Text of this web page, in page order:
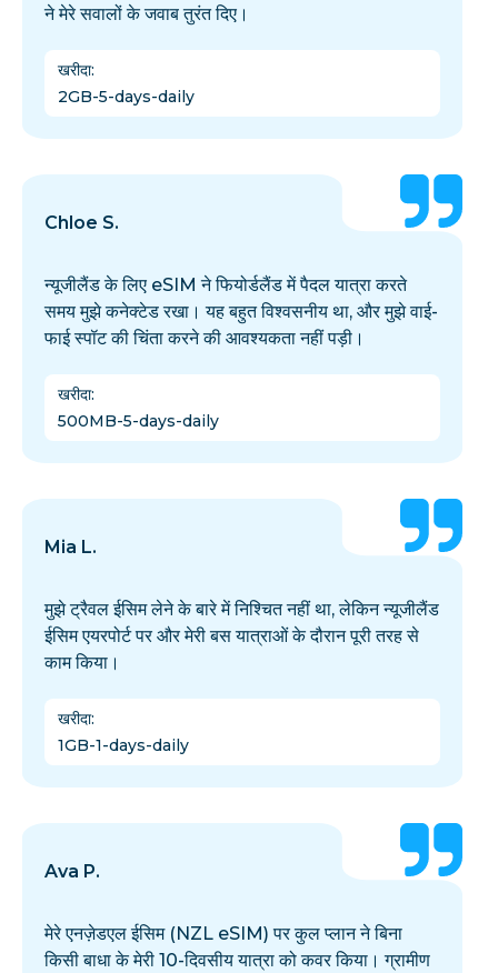
ने मेरे सवालों के जवाब तुरंत दिए।
खरीदा:
2GB-5-days-daily
Chloe S.
न्यूजीलैंड के लिए eSIM ने फियोर्डलैंड में पैदल यात्रा करते
समय मुझे कनेक्टेड रखा। यह बहुत विश्वसनीय था, और मुझे वाई-
फाई स्पॉट की चिंता करने की आवश्यकता नहीं पड़ी।
खरीदा:
500MB-5-days-daily
Mia L.
मुझे ट्रैवल ईसिम लेने के बारे में निश्चित नहीं था, लेकिन न्यूजीलैंड
ईसिम एयरपोर्ट पर और मेरी बस यात्राओं के दौरान पूरी तरह से
काम किया।
खरीदा:
1GB-1-days-daily
Ava P.
मेरे एनज़ेडएल ईसिम (NZL eSIM) पर कुल प्लान ने बिना
किसी बाधा के मेरी 10-दिवसीय यात्रा को कवर किया। ग्रामीण